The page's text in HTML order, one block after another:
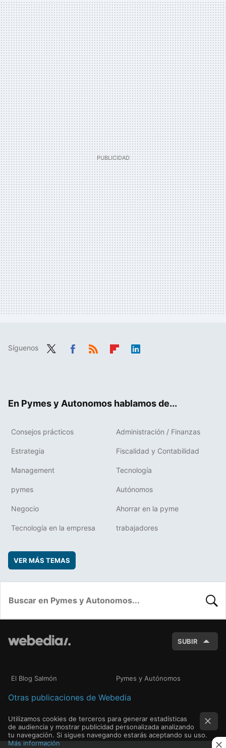
Síguenos
En Pymes y Autonomos hablamos de...
Consejos prácticos Administración / Finanzas
Estrategia Fiscalidad y Contabilidad
Management Tecnología
pymes Autónomos
Negocio Ahorrar en la pyme
Tecnología en la empresa trabajadores
VER MÁS TEMAS
SUBIR
El Blog Salmón Pymes y Autónomos
Otras publicaciones de Webedia
Utilizamos cookies de terceros para generar estadísticas
de audiencia y mostrar publicidad personalizada analizando
tu navegación. Si sigues navegando estarás aceptando su uso.
Más información